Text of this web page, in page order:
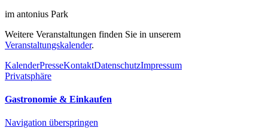
im antonius Park
Weitere Veranstaltungen finden Sie in unserem
Veranstaltungskalender.
KalenderPresseKontaktDatenschutzImpressum
Privatsphäre
Gastronomie & Einkaufen
Navigation überspringen